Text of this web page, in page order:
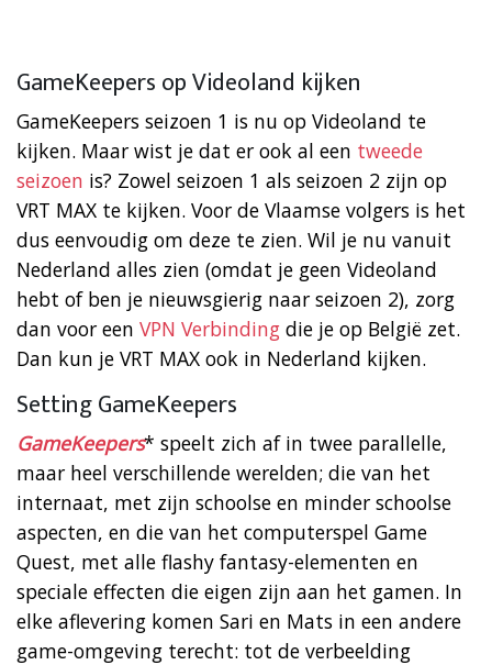
GameKeepers op Videoland kijken
GameKeepers seizoen 1 is nu op Videoland te
kijken. Maar wist je dat er ook al een tweede
seizoen is? Zowel seizoen 1 als seizoen 2 zijn op
VRT MAX te kijken. Voor de Vlaamse volgers is het
dus eenvoudig om deze te zien. Wil je nu vanuit
Nederland alles zien (omdat je geen Videoland
hebt of ben je nieuwsgierig naar seizoen 2), zorg
dan voor een VPN Verbinding die je op België zet.
Dan kun je VRT MAX ook in Nederland kijken.
Setting GameKeepers
GameKeepers* speelt zich af in twee parallelle,
maar heel verschillende werelden; die van het
internaat, met zijn schoolse en minder schoolse
aspecten, en die van het computerspel Game
Quest, met alle flashy fantasy-elementen en
speciale effecten die eigen zijn aan het gamen. In
elke aflevering komen Sari en Mats in een andere
game-omgeving terecht: tot de verbeelding